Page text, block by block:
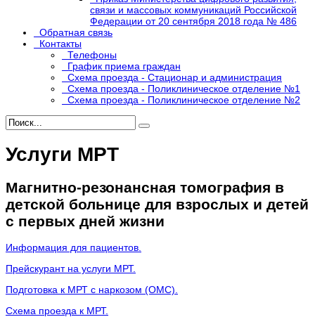
связи и массовых коммуникаций Российской
Федерации от 20 сентября 2018 года № 486
Обратная связь
Контакты
Телефоны
График приема граждан
Схема проезда - Стационар и администрация
Схема проезда - Поликлиническое отделение №1
Схема проезда - Поликлиническое отделение №2
Услуги МРТ
Магнитно-резонансная томография в
детской больнице для взрослых и детей
с первых дней жизни
Информация для пациентов.
Прейскурант на услуги МРТ.
Подготовка к МРТ с наркозом (ОМС).
Схема проезда к МРТ.